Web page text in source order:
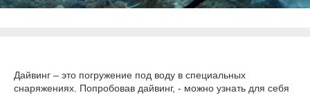
Дайвинг – это погружение под воду в специальных
снаряжениях. Попробовав дайвинг, - можно узнать для себя